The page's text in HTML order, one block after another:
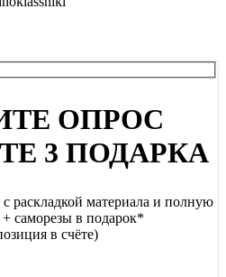
ОПРОС
3 ПОДАРКА
раскладкой материала и полную
саморезы в подарок*
в счёте)